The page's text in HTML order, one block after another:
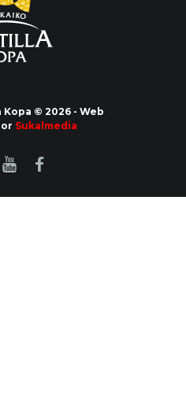
© 2026 - Web
Sukalmedia